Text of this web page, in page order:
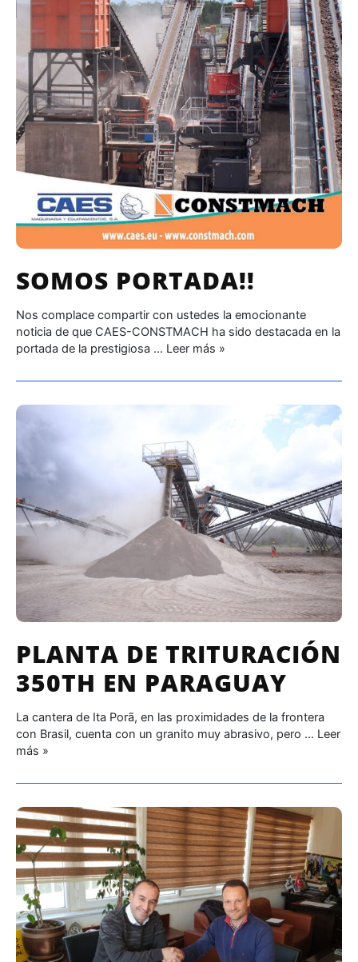
SOMOS PORTADA!!
Nos complace compartir con ustedes la emocionante
noticia de que CAES-CONSTMACH ha sido destacada en la
portada de la prestigiosa … Leer más »
PLANTA DE TRITURACIÓN
350TH EN PARAGUAY
La cantera de Ita Porã, en las proximidades de la frontera
con Brasil, cuenta con un granito muy abrasivo, pero … Leer
más »